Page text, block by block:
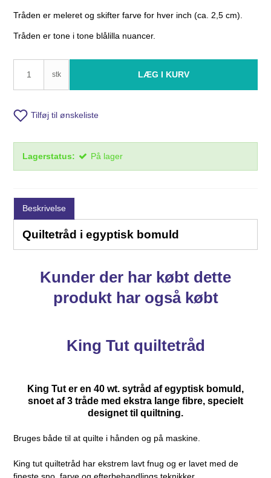
Tråden er meleret og skifter farve for hver inch (ca. 2,5 cm).
Tråden er tone i tone blålilla nuancer.
Lagerstatus: På lager
stk LÆG I KURV
Tilføj til ønskeliste
Beskrivelse
Quiltetråd i egyptisk bomuld
Kunder der har købt dette
produkt har også købt
King Tut quiltetråd
King Tut er en 40 wt. sytråd af egyptisk bomuld,
snoet af 3 tråde med ekstra lange fibre, specielt
designet til quiltning.
Bruges både til at quilte i hånden og på maskine.
King tut quiltetråd har ekstrem lavt fnug og er lavet med de
fineste sno, farve og efterbehandlings teknikker.